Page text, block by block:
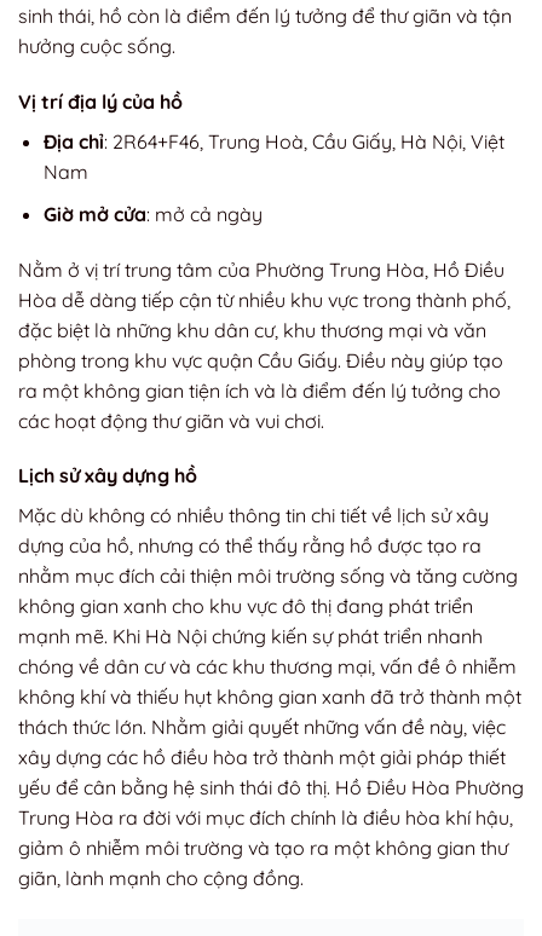
sinh thái, hồ còn là điểm đến lý tưởng để thư giãn và tận
hưởng cuộc sống.
Vị trí địa lý của hồ
Địa chỉ: 2R64+F46, Trung Hoà, Cầu Giấy, Hà Nội, Việt
Nam
Giờ mở cửa: mở cả ngày
Nằm ở vị trí trung tâm của Phường Trung Hòa, Hồ Điều
Hòa dễ dàng tiếp cận từ nhiều khu vực trong thành phố,
đặc biệt là những khu dân cư, khu thương mại và văn
phòng trong khu vực quận Cầu Giấy. Điều này giúp tạo
ra một không gian tiện ích và là điểm đến lý tưởng cho
các hoạt động thư giãn và vui chơi.
Lịch sử xây dựng hồ
Mặc dù không có nhiều thông tin chi tiết về lịch sử xây
dựng của hồ, nhưng có thể thấy rằng hồ được tạo ra
nhằm mục đích cải thiện môi trường sống và tăng cường
không gian xanh cho khu vực đô thị đang phát triển
mạnh mẽ. Khi Hà Nội chứng kiến sự phát triển nhanh
chóng về dân cư và các khu thương mại, vấn đề ô nhiễm
không khí và thiếu hụt không gian xanh đã trở thành một
thách thức lớn. Nhằm giải quyết những vấn đề này, việc
xây dựng các hồ điều hòa trở thành một giải pháp thiết
yếu để cân bằng hệ sinh thái đô thị. Hồ Điều Hòa Phường
Trung Hòa ra đời với mục đích chính là điều hòa khí hậu,
giảm ô nhiễm môi trường và tạo ra một không gian thư
giãn, lành mạnh cho cộng đồng.